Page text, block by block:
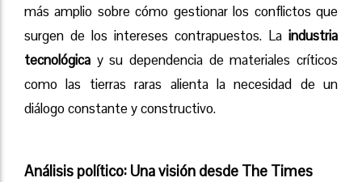
más amplio sobre cómo gestionar los conflictos que
surgen de los intereses contrapuestos. La industria
tecnológica y su dependencia de materiales críticos
como las tierras raras alienta la necesidad de un
diálogo constante y constructivo.
Análisis político: Una visión desde The Times